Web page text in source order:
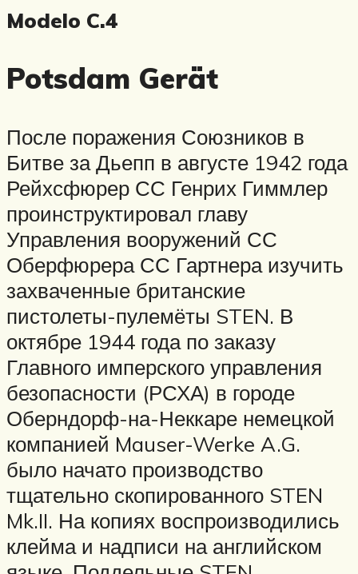
Modelo C.4
Potsdam Gerät
После поражения Союзников в
Битве за Дьепп в августе 1942 года
Рейхсфюрер СС Генрих Гиммлер
проинструктировал главу
Управления вооружений СС
Оберфюрера СС Гартнера изучить
захваченные британские
пистолеты-пулемёты STEN. В
октябре 1944 года по заказу
Главного имперского управления
безопасности (РСХА) в городе
Оберндорф-на-Неккаре немецкой
компанией Mauser-Werke A.G.
было начато производство
тщательно скопированного STEN
Mk.II. На копиях воспроизводились
клейма и надписи на английском